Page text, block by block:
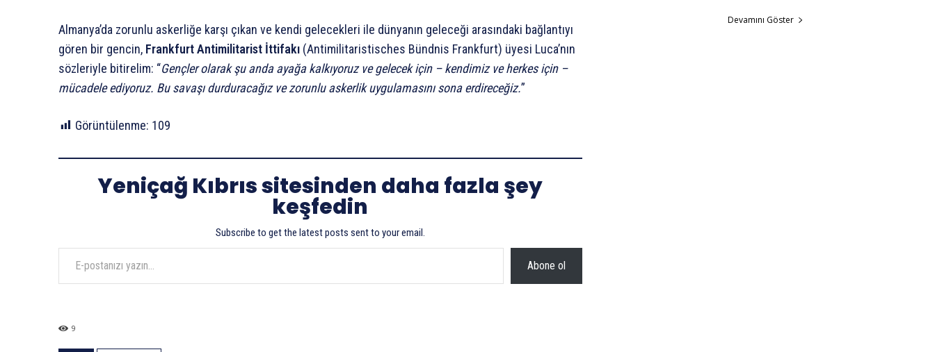
Almanya’da zorunlu askerliğe karşı çıkan ve kendi gelecekleri ile dünyanın geleceği arasındaki bağlantıyı
gören bir gencin, Frankfurt Antimilitarist İttifakı (Antimilitaristisches Bündnis Frankfurt) üyesi Luca’nın
sözleriyle bitirelim: “Gençler olarak şu anda ayağa kalkıyoruz ve gelecek için – kendimiz ve herkes için –
mücadele ediyoruz. Bu savaşı durduracağız ve zorunlu askerlik uygulamasını sona erdireceğiz.”
Görüntülenme: 109
Yeniçağ Kıbrıs sitesinden daha fazla şey
keşfedin
Subscribe to get the latest posts sent to your email.
E-postanızı yazın…
Abone ol
9
Devamını Göster